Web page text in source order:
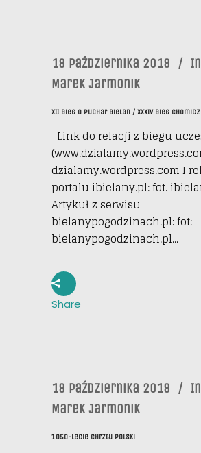
18 Października 2019 In
Marek Jarmonik
XII Bieg O Puchar Bielan / XXXIV Bieg
Link do relacji z biegu
dzialamy.wordpress.com I
portalu ibielany.pl: fot.
Artykuł z serwisu
bielanypogodzinach.pl: fot:
bielanypogodzinach.pl...
Share
18 Października 2019 In
Marek Jarmonik
1050-Lecie Chrztu Polski